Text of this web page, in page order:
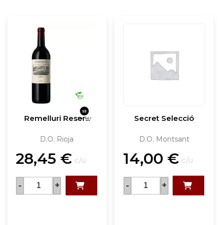
Remelluri Reser...
D.O. Rioja
93
Parker
28,45 € c/u
- +
Secret Selecció
D.O. Montsant
14,00 € c/u
- +